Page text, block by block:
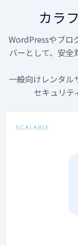
カラ
WordPressやブロ
バーとして、 安全
一般向けレンタル
セキュリテ